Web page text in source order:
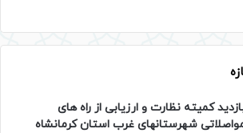
کمیته نظارت و ارزیابی از راه های
شهرستانهای غرب استان کرمانشاه